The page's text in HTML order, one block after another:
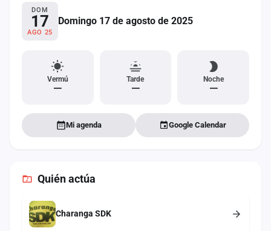
DOM
17
AGO 25
Domingo 17 de agosto de 2025
Vermú
—
Tarde
—
Noche
—
Mi agenda Google Calendar
Quién actúa
Charanga SDK
Contacto